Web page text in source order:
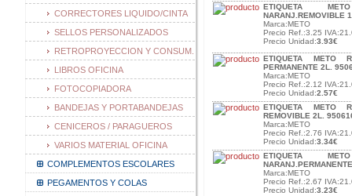
CORRECTORES LIQUIDO/CINTA
SELLOS PERSONALIZADOS
RETROPROYECCION Y CONSUM.
LIBROS OFICINA
FOTOCOPIADORA
BANDEJAS Y PORTABANDEJAS
CENICEROS / PARAGUEROS
VARIOS MATERIAL OFICINA
COMPLEMENTOS ESCOLARES
PEGAMENTOS Y COLAS
ETIQUETA
NARANJ.REMOVIBLE
Marca:METO
Precio Ref.:3.25
Precio Unidad:3.93€
ETIQUETA METO
PERMANENTE 2L.
Marca:METO
Precio Ref.:2.12
Precio Unidad:2.57€
ETIQUETA METO
REMOVIBLE 2L.
Marca:METO
Precio Ref.:2.76
Precio Unidad:3.34€
ETIQUETA
Marca:METO
Precio Ref.:2.67
Precio Unidad:3.23€